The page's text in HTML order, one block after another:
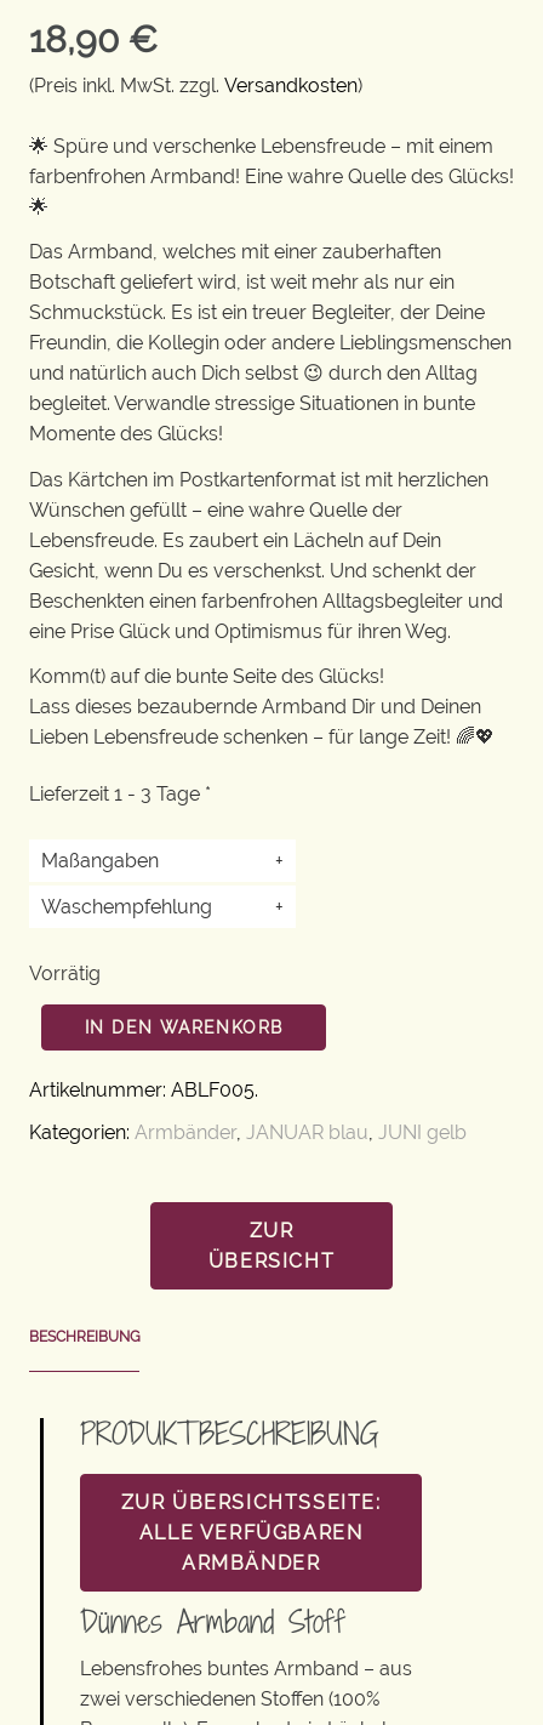
18,90 €
(Preis inkl. MwSt. zzgl. Versandkosten)
🌟 Spüre und verschenke Lebensfreude – mit einem
farbenfrohen Armband! Eine wahre Quelle des Glücks!
🌟
Das Armband, welches mit einer zauberhaften
Botschaft geliefert wird, ist weit mehr als nur ein
Schmuckstück. Es ist ein treuer Begleiter, der Deine
Freundin, die Kollegin oder andere Lieblingsmenschen
und natürlich auch Dich selbst 😉 durch den Alltag
begleitet. Verwandle stressige Situationen in bunte
Momente des Glücks!
Das Kärtchen im Postkartenformat ist mit herzlichen
Wünschen gefüllt – eine wahre Quelle der
Lebensfreude. Es zaubert ein Lächeln auf Dein
Gesicht, wenn Du es verschenkst. Und schenkt der
Beschenkten einen farbenfrohen Alltagsbegleiter und
eine Prise Glück und Optimismus für ihren Weg.
Komm(t) auf die bunte Seite des Glücks!
Lass dieses bezaubernde Armband Dir und Deinen
Lieben Lebensfreude schenken – für lange Zeit! 🌈💖
Lieferzeit 1 - 3 Tage *
Maßangaben
+
Waschempfehlung
+
Vorrätig
IN DEN WARENKORB
Artikelnummer: ABLF005.
Kategorien: Armbänder, JANUAR blau JUNI gelb
ZUR
ÜBERSICHT
BESCHREIBUNG
PRODUKTBESCHREIBUNG
ZUR ÜBERSICHTSSEITE:
ALLE VERFÜGBAREN
ARMBÄNDER
Dünnes Armband Stoff
Lebensfrohes buntes Armband – aus
zwei verschiedenen Stoffen (100%